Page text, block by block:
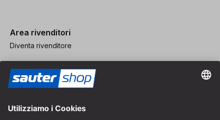
Area rivenditori
Diventa rivenditore